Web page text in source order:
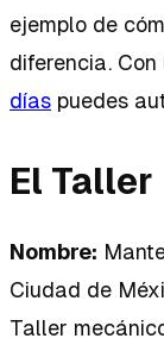
ejemplo de
diferencia. Con
días puedes
El Taller
Nombre:
Ciudad de
Taller